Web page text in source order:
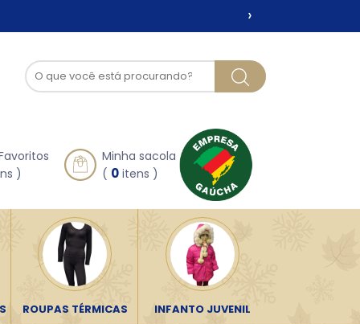
›
)
Minha sacola
( 0 itens )
ROUPAS TÉRMICAS INFANTO JUVENIL
ORDENAR POR: